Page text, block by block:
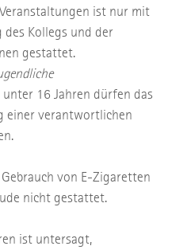
ist nur mit
Kollegs und der
gestattet.
16 Jahren dürfen das
einer verantwortlichen
von E-Zigaretten
nicht gestattet.
ist untersagt,